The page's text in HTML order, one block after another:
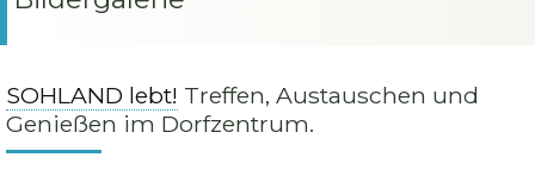
SOHLAND lebt! Treffen, Austauschen und
Genießen im Dorfzentrum.